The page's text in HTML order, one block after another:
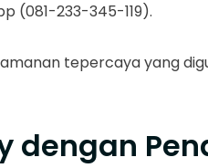
(081-233-345-119).
tepercaya yang
dengan